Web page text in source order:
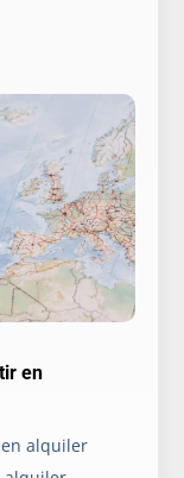
en
alquiler